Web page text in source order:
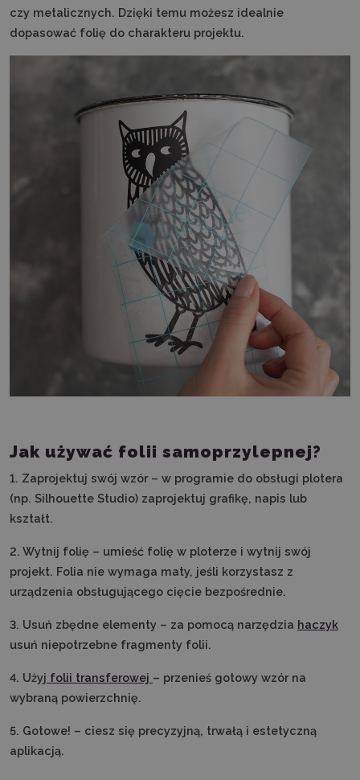
czy metalicznych. Dzięki temu możesz idealnie
dopasować folię do charakteru projektu.
Jak używać folii samoprzylepnej?
1. Zaprojektuj swój wzór – w programie do obsługi plotera
(np. Silhouette Studio) zaprojektuj grafikę, napis lub
kształt.
2. Wytnij folię – umieść folię w ploterze i wytnij swój
projekt. Folia nie wymaga maty, jeśli korzystasz z
urządzenia obsługującego cięcie bezpośrednie.
3. Usuń zbędne elementy – za pomocą narzędzia haczyk
usuń niepotrzebne fragmenty folii.
4. Użyj folii transferowej – przenieś gotowy wzór na
wybraną powierzchnię.
5. Gotowe! – ciesz się precyzyjną, trwałą i estetyczną
aplikacją.